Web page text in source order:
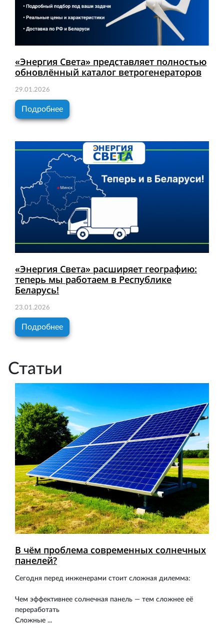
«Энергия Света» представляет полностью
обновлённый каталог ветрогенераторов
29.01.2026
Подробнее
«Энергия Света» расширяет географию:
теперь мы работаем в Республике
Беларусь!
23.01.2026
Подробнее
Статьи
В чём проблема современных солнечных
панелей?
Сегодня перед инженерами стоит сложная дилемма:
Чем эффективнее солнечная панель — тем сложнее её
переработать
Сложные ...